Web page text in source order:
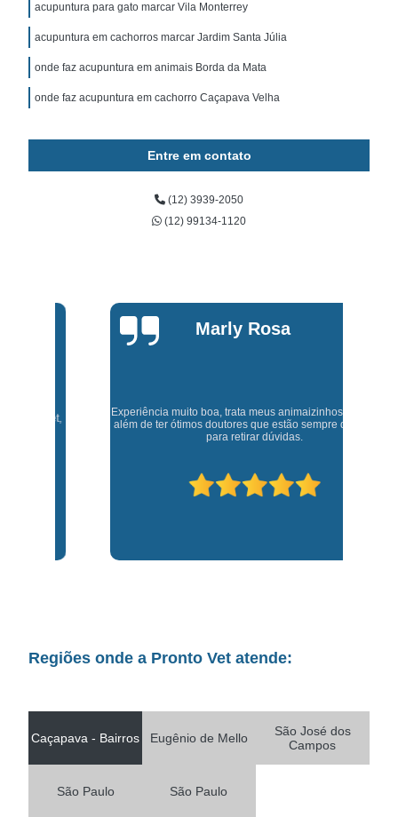
acupuntura para gato marcar Vila Monterrey
acupuntura em cachorros marcar Jardim Santa Júlia
onde faz acupuntura em animais Borda da Mata
onde faz acupuntura em cachorro Caçapava Velha
Entre em contato
(12) 3939-2050
(12) 99134-1120
Marly Rosa
Experiência muito boa, trata meus animaizinhos super bem
além de ter ótimos doutores que estão sempre disponíveis
para retirar dúvidas.
Regiões onde a Pronto Vet atende:
Caçapava - Bairros Eugênio de Mello
São José dos
Campos
São Paulo São Paulo